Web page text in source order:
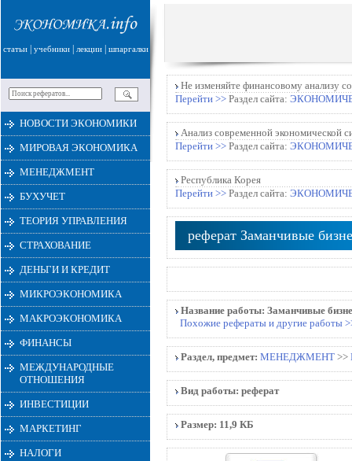
статьи| учебники| лекции| шпаргалки
НОВОСТИ ЭКОНОМИКИ
МИРОВАЯ ЭКОНОМИКА
МЕНЕДЖМЕНТ
БУХУЧЕТ
ТЕОРИЯ УПРАВЛЕНИЯ
СТРАХОВАНИЕ
ДЕНЬГИ И КРЕДИТ
МИКРОЭКОНОМИКА
МАКРОЭКОНОМИКА
ФИНАНСЫ
МЕЖДУНАРОДНЫЕ
ОТНОШЕНИЯ
ИНВЕСТИЦИИ
МАРКЕТИНГ
НАЛОГИ
Не изменяйте финансовому анализу
Перейти >> Раздел сайта:
Анализ современной экономической
Перейти >> Раздел сайта:
Республика Корея
Перейти >> Раздел сайта:
реферат Заманчивые
Название работы: Заманчивые
Похожие рефераты и другие работы
Раздел, предмет: МЕНЕДЖМЕНТ >>
Вид работы: реферат
Размер: 11,9 КБ